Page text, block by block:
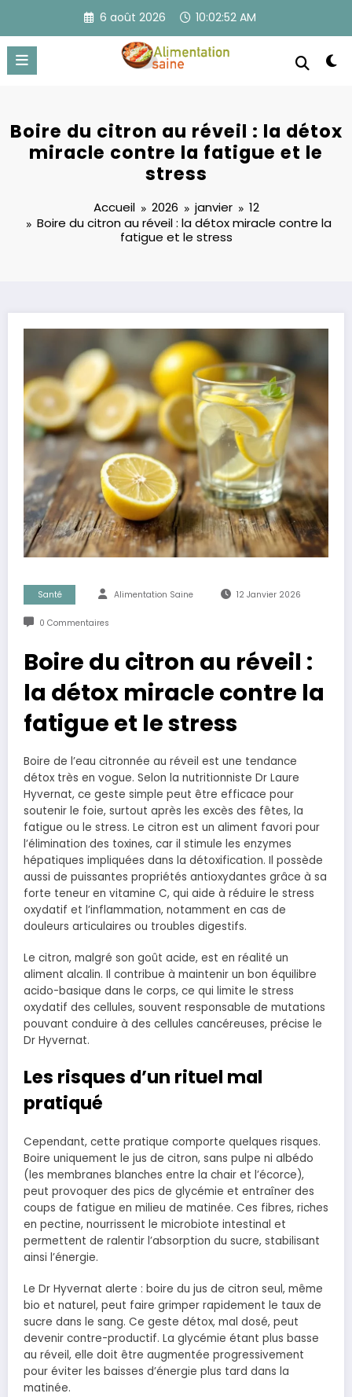
contenu
6 août 2026 10:02:52 AM
Boire du citron au réveil : la détox
miracle contre la fatigue et le
stress
Accueil 2026 janvier
12
Boire du citron au réveil : la détox miracle contre la
fatigue et le stress
Santé Alimentation Saine 12 Janvier 2026
0 Commentaires
Boire du citron au réveil :
la détox miracle contre la
fatigue et le stress
Boire de l’eau citronnée au réveil est une tendance
détox très en vogue. Selon la nutritionniste Dr Laure
Hyvernat, ce geste simple peut être efficace pour
soutenir le foie, surtout après les excès des fêtes, la
fatigue ou le stress. Le citron est un aliment favori pour
l’élimination des toxines, car il stimule les enzymes
hépatiques impliquées dans la détoxification. Il possède
aussi de puissantes propriétés antioxydantes grâce à sa
forte teneur en vitamine C, qui aide à réduire le stress
oxydatif et l’inflammation, notamment en cas de
douleurs articulaires ou troubles digestifs.
Le citron, malgré son goût acide, est en réalité un
aliment alcalin. Il contribue à maintenir un bon équilibre
acido-basique dans le corps, ce qui limite le stress
oxydatif des cellules, souvent responsable de mutations
pouvant conduire à des cellules cancéreuses, précise le
Dr Hyvernat.
Les risques d’un rituel mal
pratiqué
Cependant, cette pratique comporte quelques risques.
Boire uniquement le jus de citron, sans pulpe ni albédo
(les membranes blanches entre la chair et l’écorce),
peut provoquer des pics de glycémie et entraîner des
coups de fatigue en milieu de matinée. Ces fibres, riches
en pectine, nourrissent le microbiote intestinal et
permettent de ralentir l’absorption du sucre, stabilisant
ainsi l’énergie.
Le Dr Hyvernat alerte : boire du jus de citron seul, même
bio et naturel, peut faire grimper rapidement le taux de
sucre dans le sang. Ce geste détox, mal dosé, peut
devenir contre-productif. La glycémie étant plus basse
au réveil, elle doit être augmentée progressivement
pour éviter les baisses d’énergie plus tard dans la
matinée.